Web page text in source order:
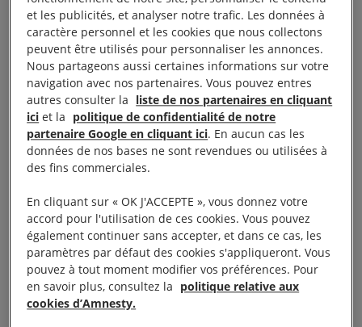
Les objectifs de ce module de formation sont de :
dresser l’état des lieux des atteintes aux droits
humains commises par les entreprises ;
mieux comprendre la responsabilité des
entreprises en matière de violations des droits
humains au regard des textes juridiques ;
découvrir le combat qu’Amnesty International
mène au quotidien pour les dénoncer ;
vous permettre de vous investir en maîtrisant des
argumentaires efficaces.
et les publicités, et analyser notre trafic. Les données à
caractère personnel et les cookies que nous collectons
peuvent être utilisés pour personnaliser les annonces.
Nous partageons aussi certaines informations sur votre
navigation avec nos partenaires. Vous pouvez entres
autres consulter la liste de nos partenaires en cliquant
ici et la politique de confidentialité de notre
partenaire Google en cliquant ici. En aucun cas les
données de nos bases ne sont revendues ou utilisées à
des fins commerciales.
En cliquant sur « OK J'ACCEPTE », vous donnez votre
accord pour l'utilisation de ces cookies. Vous pouvez
également continuer sans accepter, et dans ce cas, les
paramètres par défaut des cookies s'appliqueront. Vous
pouvez à tout moment modifier vos préférences. Pour
en savoir plus, consultez la politique relative aux
cookies d’Amnesty.